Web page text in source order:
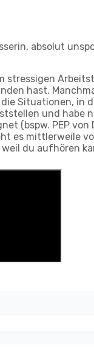
absolut
stressigen
hast.
Situationen, in
und habe
(bspw. PEP
es mittlerweile
du aufhören